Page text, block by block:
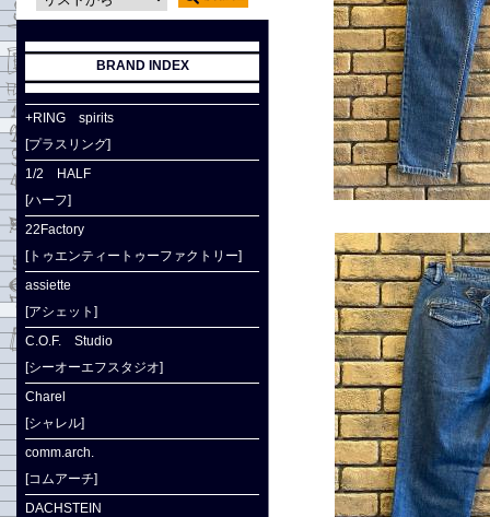
BRAND INDEX
+RING spirits
[プラスリング]
1/2 HALF
[ハーフ]
22Factory
[トゥエンティートゥーファクトリー]
assiette
[アシェット]
C.O.F. Studio
[シーオーエフスタジオ]
Charel
[シャレル]
comm.arch.
[コムアーチ]
DACHSTEIN